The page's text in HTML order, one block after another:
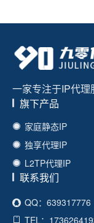
一家专注于IP代理
旗下产品
家庭静态IP
独享代理IP
L2TP代理IP
联系我们
QQ：639317776
TEL：